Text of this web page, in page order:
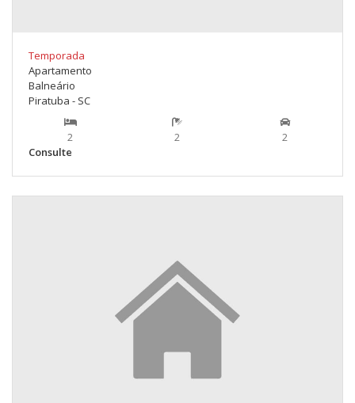
Temporada
Apartamento
Balneário
Piratuba - SC
2 2
2
Consulte